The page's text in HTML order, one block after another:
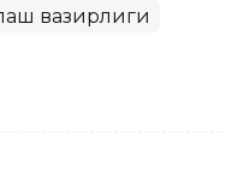
вазирлиги